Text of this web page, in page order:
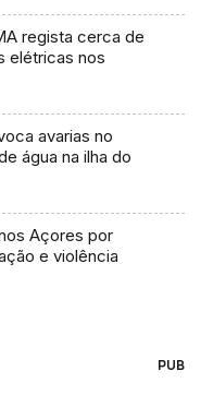
regista cerca de
elétricas nos
avarias no
água na ilha do
Açores por
e violência
PUB